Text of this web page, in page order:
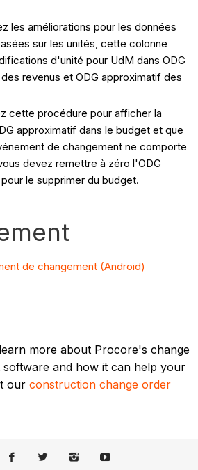
les améliorations pour les données
sur les unités, cette colonne
d'unité pour UdM dans ODG
revenus et ODG approximatif des
cette procédure pour afficher la
approximatif dans le budget et que
de changement ne comporte
devez remettre à zéro l'ODG
le supprimer du budget.
de changement (Android)
more about Procore's change
software and how it can help your
ourconstruction change order